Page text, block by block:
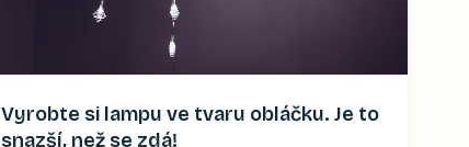
Vyrobte si lampu ve tvaru obláčku. Je to
snazší, než se zdá!